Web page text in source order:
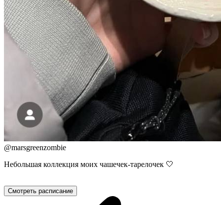
@marsgreenzombie
Небольшая коллекция моих чашечек-тарелочек 🤍
Смотреть расписание